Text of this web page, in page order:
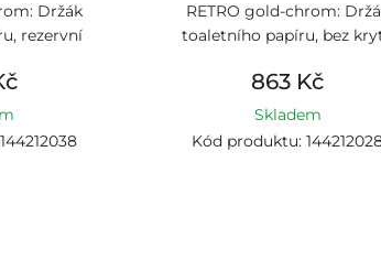
Držák
rezervní
RETRO gold-chrom:
toaletního papíru, bez
863 Kč
Skladem
Kód produktu: